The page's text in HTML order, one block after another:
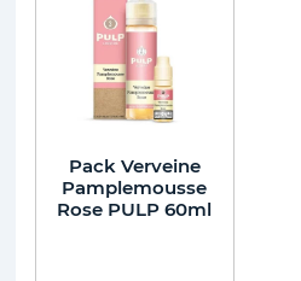
Pack Verveine
Pamplemousse
Rose PULP 60ml